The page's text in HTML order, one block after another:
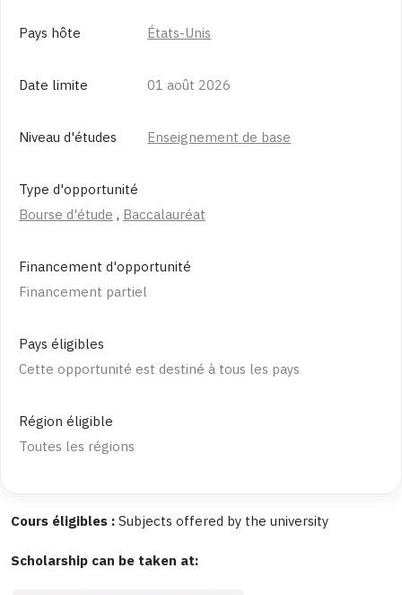
Pays hôte États-Unis
Date limite 01 août 2026
Niveau d'études Enseignement de base
Type d'opportunité
Bourse d'étude , Baccalauréat
Financement d'opportunité
Financement partiel
Pays éligibles
Cette opportunité est destiné à tous les pays
Région éligible
Toutes les régions
Cours éligibles :Subjects offered by the university
Scholarship can be taken at: